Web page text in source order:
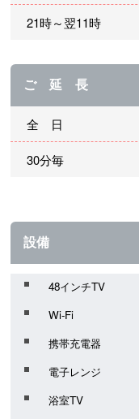
21時～翌11時
ご 延 長
全 日
30分毎
設備
48インチTV
Wi-Fi
携帯充電器
電子レンジ
浴室TV